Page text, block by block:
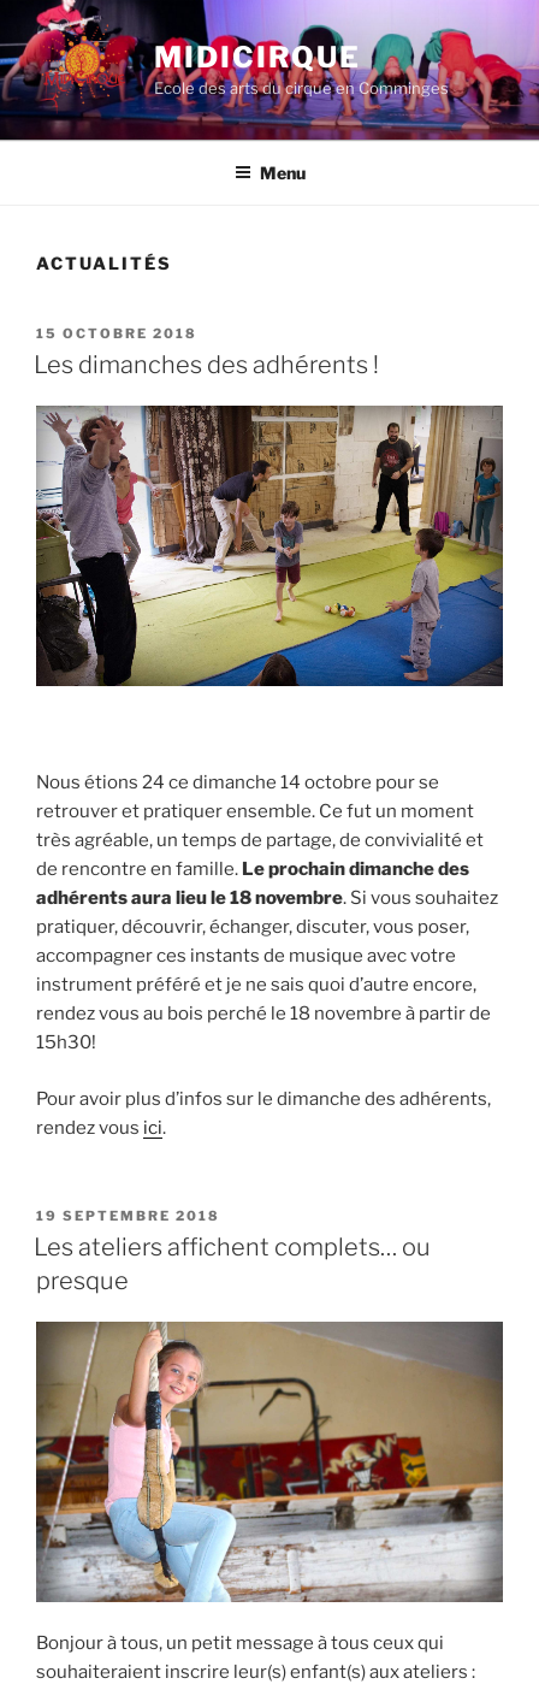
Aller
au
contenu
principal
MIDICIRQUE
Ecole des arts du cirque en Comminges
Menu
ACTUALITÉS
PUBLIÉ
LE
15 OCTOBRE 2018
Les dimanches des adhérents !
Nous étions 24 ce dimanche 14 octobre pour se
retrouver et pratiquer ensemble. Ce fut un moment
très agréable, un temps de partage, de convivialité et
de rencontre en famille. Le prochain dimanche des
adhérents aura lieu le 18 novembre. Si vous souhaitez
pratiquer, découvrir, échanger, discuter, vous poser,
accompagner ces instants de musique avec votre
instrument préféré et je ne sais quoi d’autre encore,
rendez vous au bois perché le 18 novembre à partir de
15h30!
Pour avoir plus d’infos sur le dimanche des adhérents,
rendez vous ici.
PUBLIÉ
LE
19 SEPTEMBRE 2018
Les ateliers affichent complets… ou
presque
Bonjour à tous, un petit message à tous ceux qui
souhaiteraient inscrire leur(s) enfant(s) aux ateliers :